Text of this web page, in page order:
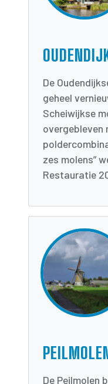
De
geheel
Scheiwijkse
overgebleven
zes molens”
Restauratie
De Peilmolen